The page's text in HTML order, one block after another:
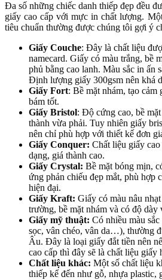
Đa số những chiếc danh thiếp đẹp đều
giấy cao cấp với mực in chất lượng.
tiêu chuẩn thường được chúng tôi gợi ý
Giấy Couche: Đây là chất liệu
namecard. Giấy có màu trắng, bề
phủ bằng cao lanh. Màu sắc in ấn
Định lượng giấy 300gsm nên khá
Giấy Fort: Bề mặt nhám, tạo cảm
bám tốt.
Giấy Bristol: Độ cứng cao, bề
thành vừa phải. Tuy nhiên giấy
nên chỉ phù hợp với thiết kế đơn
Giấy Conquer: Chất liệu giấy cao
dạng, giá thành cao.
Giấy Crystal: Bề mặt bóng mịn,
ứng phản chiếu đẹp mắt, phù hợp
hiện đại.
Giấy Kraft: Giấy có màu nâu
trường, bề mặt nhám và có độ dày
Giấy mỹ thuật: Có nhiều màu
sọc, vân chéo, vân da…), thường
Âu. Đây là loại giấy đắt tiền nên
cao cấp thì đây sẽ là chất liệu giấy
Chất liệu khác: Một số chất liệu
thiếp kể đến như gỗ, nhựa